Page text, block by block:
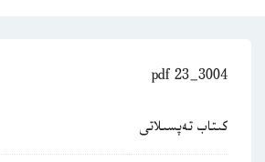
3004_23 pdf
كىتاب تەپسىلاتى